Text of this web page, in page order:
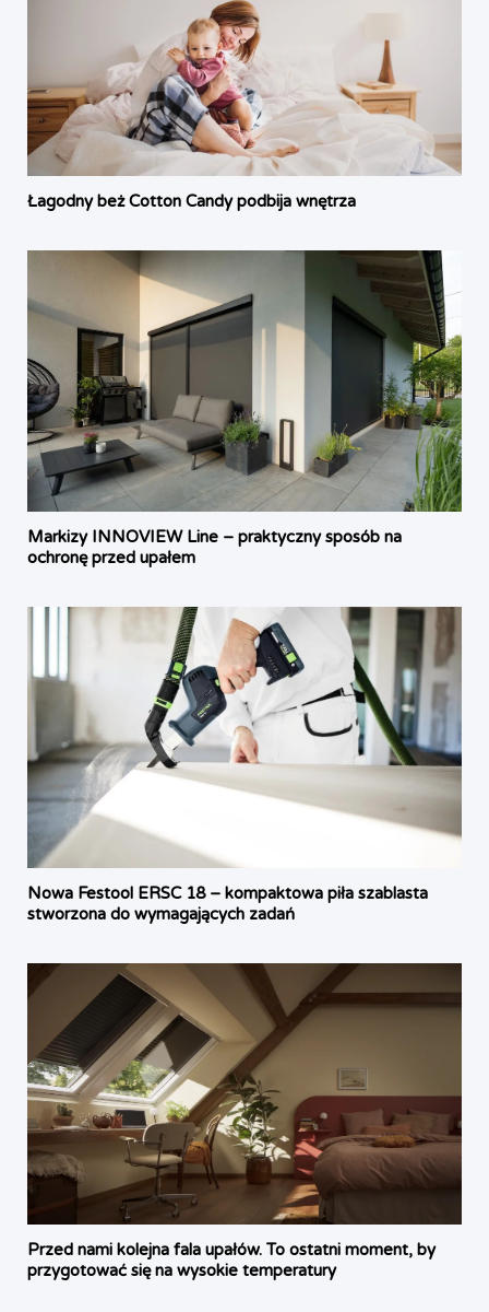
Łagodny beż Cotton Candy podbija wnętrza
Markizy INNOVIEW Line – praktyczny sposób na
ochronę przed upałem
Nowa Festool ERSC 18 – kompaktowa piła szablasta
stworzona do wymagających zadań
Przed nami kolejna fala upałów. To ostatni moment, by
przygotować się na wysokie temperatury